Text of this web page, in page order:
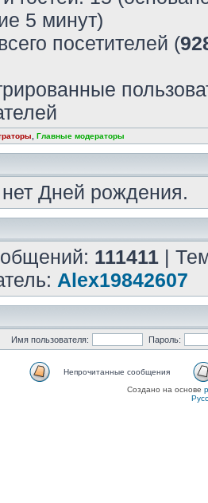
5 минут)
посетителей (
Главные модераторы
Дней рождения.
111411 |
Alex19842607
Имя пользователя: Пароль:
Непрочитанные сообщения
Создано на основе